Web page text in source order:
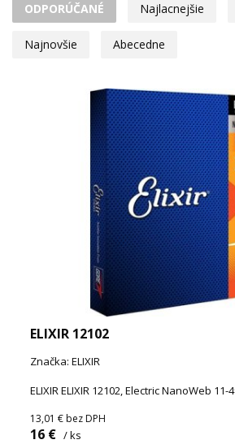
ODPORÚČANÉ Najlacnejšie
Najnovšie Abecedne
ELIXIR 12102
Značka: ELIXIR
ELIXIR ELIXIR 12102, Electric NanoWeb 11-
13,01 € bez DPH
16 € / ks